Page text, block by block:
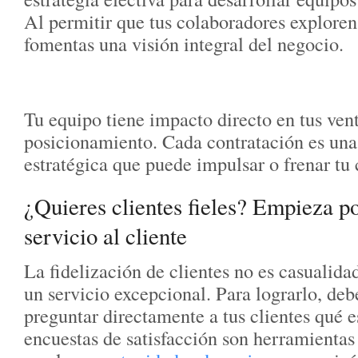
Al permitir que tus colaboradores
fomentas una visión integral del negocio.
Tu equipo tiene impacto directo en tus
posicionamiento. Cada contratación es
estratégica que puede impulsar o frenar
¿Quieres clientes fieles? Empieza
servicio al cliente
La fidelización de clientes no es
un servicio excepcional. Para lograrlo,
preguntar directamente a tus clientes qué
encuestas de satisfacción son